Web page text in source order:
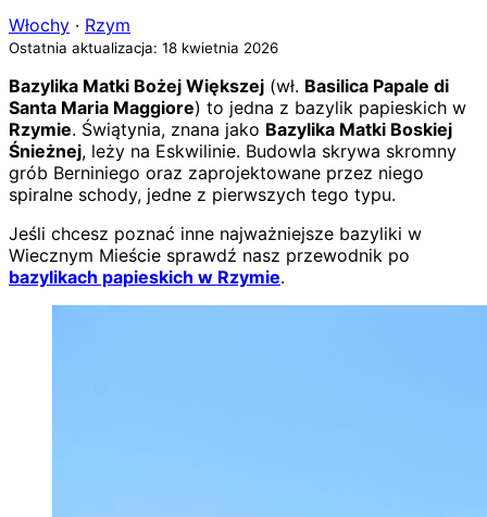
Włochy · Rzym
Ostatnia aktualizacja: 18 kwietnia 2026
Bazylika Matki Bożej Większej (wł. Basilica Papale di
Santa Maria Maggiore) to jedna z bazylik papieskich w
Rzymie. Świątynia, znana jako Bazylika Matki Boskiej
Śnieżnej, leży na Eskwilinie. Budowla skrywa skromny
grób Berniniego oraz zaprojektowane przez niego
spiralne schody, jedne z pierwszych tego typu.
Jeśli chcesz poznać inne najważniejsze bazyliki w
Wiecznym Mieście sprawdź nasz przewodnik po
bazylikach papieskich w Rzymie.